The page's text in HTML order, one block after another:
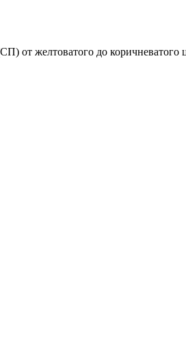
от желтоватого до коричневатого